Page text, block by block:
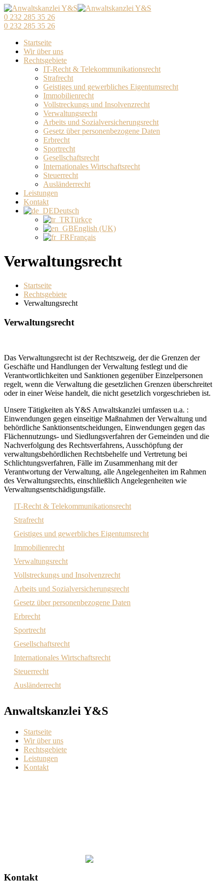
0 232 285 35 26
0 232 285 35 26
Startseite
Wir über uns
Rechtsgebiete
IT-Recht & Telekommunikationsrecht
Strafrecht
Geistiges und gewerbliches Eigentumsrecht
Immobilienrecht
Vollstreckungs und Insolvenzrecht
Verwaltungsrecht
Arbeits und Sozialversicherungsrecht
Gesetz über personenbezogene Daten
Erbrecht
Sportrecht
Gesellschaftsrecht
Internationales Wirtschaftsrecht
Steuerrecht
Ausländerrecht
Leistungen
Kontakt
Deutsch
Türkçe
English (UK)
Français
Verwaltungsrecht
Startseite
Rechtsgebiete
Verwaltungsrecht
Verwaltungsrecht
Das Verwaltungsrecht ist der Rechtszweig, der die Grenzen der
Geschäfte und Handlungen der Verwaltung festlegt und die
Verantwortlichkeiten und Sanktionen gegenüber Einzelpersonen
regelt, wenn die Verwaltung die gesetzlichen Grenzen überschreitet
oder in einer Weise handelt, die nicht gesetzlich vorgeschrieben ist.
Unsere Tätigkeiten als Y&S Anwaltskanzlei umfassen u.a. :
Einwendungen gegen einseitige Maßnahmen der Verwaltung und
behördliche Sanktionsentscheidungen, Einwendungen gegen das
Flächennutzungs- und Siedlungsverfahren der Gemeinden und die
Nachverfolgung des Rechtsverfahrens, Ausschöpfung der
verwaltungsbehördlichen Rechtsbehelfe und Vertretung bei
Schlichtungsverfahren, Fälle im Zusammenhang mit der
Verantwortung der Verwaltung, alle Angelegenheiten im Rahmen
des Verwaltungsrechts, einschließlich Angelegenheiten wie
Verwaltungsentschädigungsfälle.
IT-Recht & Telekommunikationsrecht
Strafrecht
Geistiges und gewerbliches Eigentumsrecht
Immobilienrecht
Verwaltungsrecht
Vollstreckungs und Insolvenzrecht
Arbeits und Sozialversicherungsrecht
Gesetz über personenbezogene Daten
Erbrecht
Sportrecht
Gesellschaftsrecht
Internationales Wirtschaftsrecht
Steuerrecht
Ausländerrecht
Anwaltskanzlei Y&S
Startseite
Wir über uns
Rechtsgebiete
Leistungen
Kontakt
Kontakt